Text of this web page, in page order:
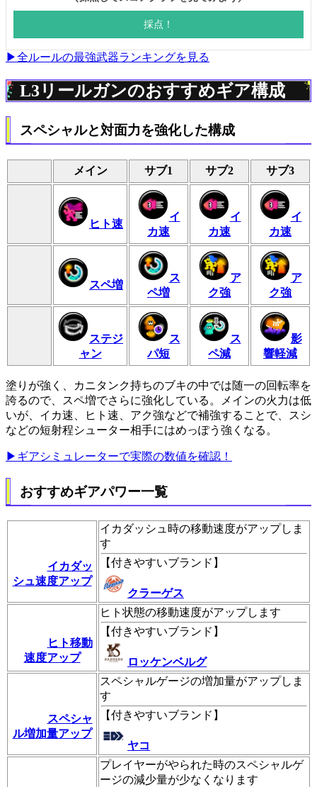
▶全ルールの最強武器ランキングを見る
L3リールガンのおすすめギア構成
スペシャルと対面力を強化した構成
メイン サブ1 サブ2 サブ3
ヒト速
イ
カ速
イ
カ速
イ
カ速
スペ増
ス
ペ増
ア
ク強
ア
ク強
ステジ
ャン
ス
パ短
ス
ペ減
影
響軽減
塗りが強く、カニタンク持ちのブキの中では随一の回転率を
誇るので、スペ増でさらに強化している。メインの火力は低
いが、イカ速、ヒト速、アク強などで補強することで、スシ
などの短射程シューター相手にはめっぽう強くなる。
▶ギアシミュレーターで実際の数値を確認！
おすすめギアパワー一覧
イカダッ
シュ速度アップ
イカダッシュ時の移動速度がアップしま
す
【付きやすいブランド 】
クラーゲス
ヒト移動
速度アップ
ヒト状態の移動速度がアップします
【付きやすいブランド 】
ロッケンベルグ
スペシャ
ル増加量アップ
スペシャルゲージの増加量がアップしま
す
【付きやすいブランド 】
ヤコ
プレイヤーがやられた時のスペシャルゲ
ージの減少量が少なくなります